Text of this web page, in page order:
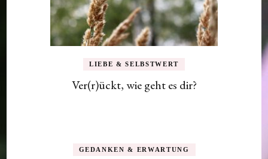
LIEBE & SELBSTWERT
Ver(r)ückt, wie geht es dir?
GEDANKEN & ERWARTUNG